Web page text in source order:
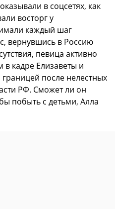
в соцсетях, как
восторг у
каждый шаг
вернувшись в Россию
певица активно
в кадре Елизаветы и
после нелестных
РФ. Сможет ли он
побыть с детьми, Алла